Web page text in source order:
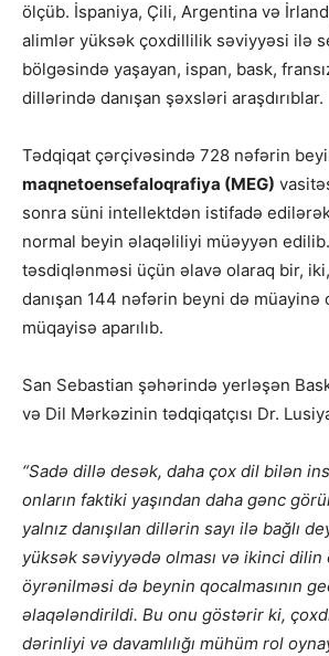
ölçüb. İspaniya, Çili, Argentina və
alimlər yüksək çoxdillilik səviyyəsi ilə
bölgəsində yaşayan, ispan, bask,
dillərində danışan şəxsləri araşdırıblar.
Tədqiqat çərçivəsində 728 nəfərin
maqnetoensefaloqrafiya (MEG)
sonra süni intellektdən istifadə
normal beyin əlaqəliliyi müəyyən
təsdiqlənməsi üçün əlavə olaraq bir,
danışan 144 nəfərin beyni də müayinə
müqayisə aparılıb.
San Sebastian şəhərində yerləşən
və Dil Mərkəzinin tədqiqatçısı Dr.
“Sadə dillə desək, daha çox dil bilən
onların faktiki yaşından daha gənc
yalnız danışılan dillərin sayı ilə bağlı
yüksək səviyyədə olması və ikinci dilin
öyrənilməsi də beynin qocalmasının
əlaqələndirildi. Bu onu göstərir ki,
dərinliyi və davamlılığı mühüm rol